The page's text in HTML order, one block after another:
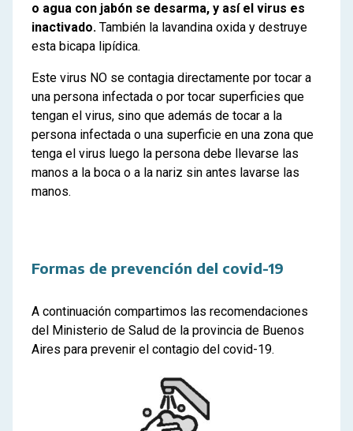
o agua con jabón se desarma, y así el virus es
inactivado. También la lavandina oxida y destruye
esta bicapa lipídica.
Este virus NO se contagia directamente por tocar a
una persona infectada o por tocar superficies que
tengan el virus, sino que además de tocar a la
persona infectada o una superficie en una zona que
tenga el virus luego la persona debe llevarse las
manos a la boca o a la nariz sin antes lavarse las
manos.
Formas de prevención del covid-19
A continuación compartimos las recomendaciones
del Ministerio de Salud de la provincia de Buenos
Aires para prevenir el contagio del covid-19.